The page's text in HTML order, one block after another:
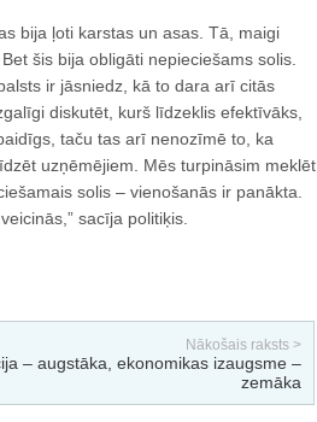
bija ļoti karstas un asas. Tā, maigi
šis bija obligāti nepieciešams solis.
ir jāsniedz, kā to dara arī citās
diskutēt, kurš līdzeklis efektīvāks,
taču tas arī nenozīmē to, ka
uzņēmējiem. Mēs turpināsim meklēt
solis – vienošanās ir panākta.
sacīja politiķis.
Nākošais raksts >
– augstāka, ekonomikas izaugsme –
zemāka